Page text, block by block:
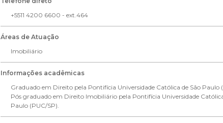
+5511 4200 6600 - ext.464
Áreas de Atuação
Imobiliário
Informações acadêmicas
Graduado em Direito pela Pontifícia Universidade Católica de São Paulo
Pós graduado em Direito Imobiliário pela Pontifícia Universidade
Paulo (PUC/SP).